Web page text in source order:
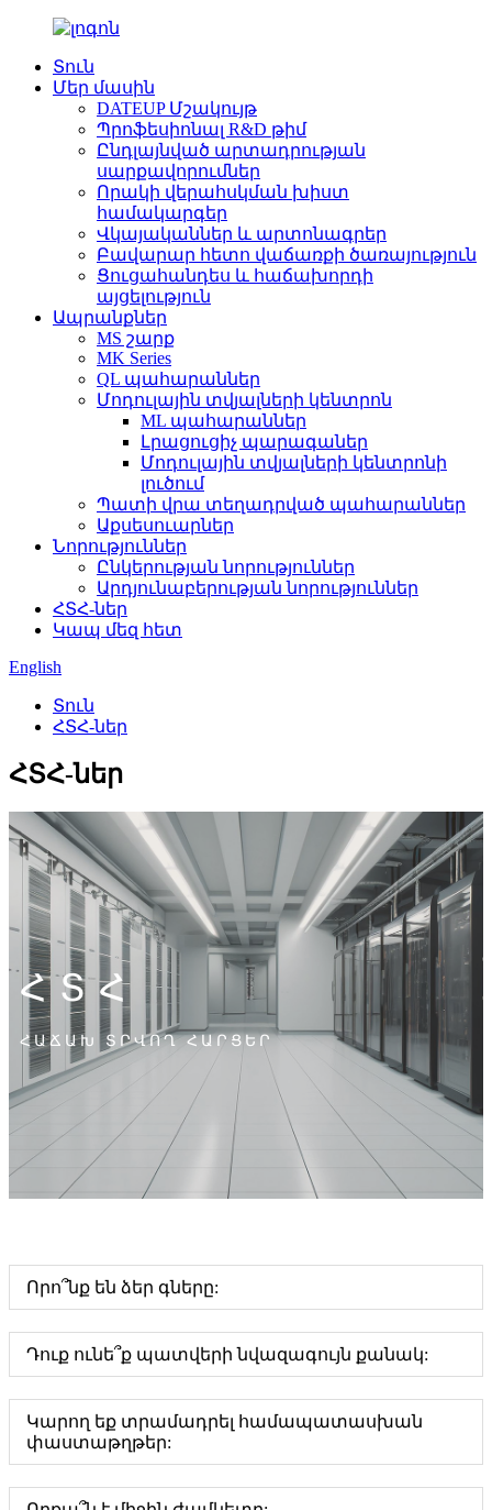
Տուն
Մեր մասին
DATEUP Մշակույթ
Պրոֆեսիոնալ R&D թիմ
Ընդլայնված արտադրության
սարքավորումներ
Որակի վերահսկման խիստ
համակարգեր
Վկայականներ և արտոնագրեր
Բավարար հետո վաճառքի ծառայություն
Ցուցահանդես և հաճախորդի
այցելություն
Ապրանքներ
MS շարք
MK Series
QL պահարաններ
Մոդուլային տվյալների կենտրոն
ML պահարաններ
Լրացուցիչ պարագաներ
Մոդուլային տվյալների կենտրոնի
լուծում
Պատի վրա տեղադրված պահարաններ
Աքսեսուարներ
Նորություններ
Ընկերության նորություններ
Արդյունաբերության նորություններ
ՀՏՀ-ներ
Կապ մեզ հետ
English
Տուն
ՀՏՀ-ներ
ՀՏՀ-ներ
ՀՏՀ
ՀԱՃԱԽ ՏՐՎՈՂ ՀԱՐՑԵՐ
Որո՞նք են ձեր գները:
Դուք ունե՞ք պատվերի նվազագույն քանակ:
Կարող եք տրամադրել համապատասխան
փաստաթղթեր: